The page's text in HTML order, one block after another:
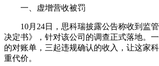
一、虚增营收被罚
10月24日，思科瑞披露公告称收到监管
决定书》，针对该公司的调查正式落地。
的对账单，三起违规确认的收入，让这家
重代价。